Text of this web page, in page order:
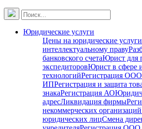
Юридические услуги
Цены на юридические услуги
интеллектуальному праву
банковского счетаЮрист для
экспедиторовЮрист в сфере
технологийРегистрация ООО
ИПРегистрация и защита
знакаРегистрация АО
адресЛиквидация фирмы
некоммерческих организаций
юридических лицСмена